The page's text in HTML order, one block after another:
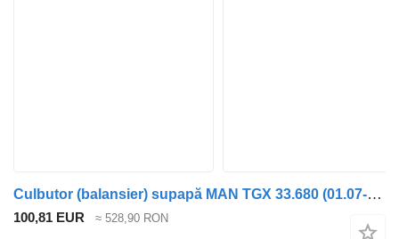
Culbutor (balansier) supapă MAN TGX 33.680 (01.07-) 51042006058 pentru cap tractor MAN TGL, TGM, TGS, TGX (2005-2021)
100,81 EUR ≈ 528,90 RON